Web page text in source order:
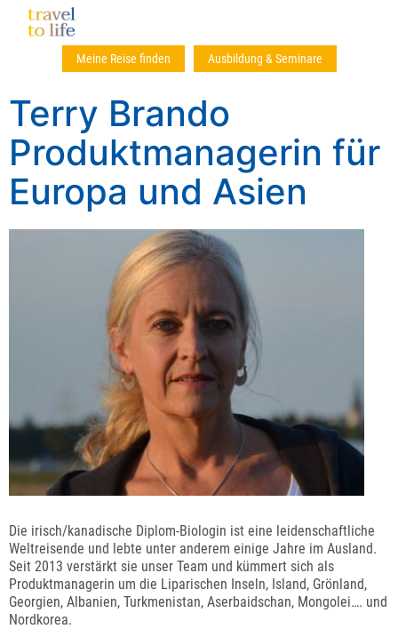
Meine Reise finden Ausbildung & Seminare
Terry Brando
Produktmanagerin für
Europa und Asien
Die irisch/kanadische Diplom-Biologin ist eine leidenschaftliche
Weltreisende und lebte unter anderem einige Jahre im Ausland.
Seit 2013 verstärkt sie unser Team und kümmert sich als
Produktmanagerin um die Liparischen Inseln, Island, Grönland,
Georgien, Albanien, Turkmenistan, Aserbaidschan, Mongolei…. und
Nordkorea.